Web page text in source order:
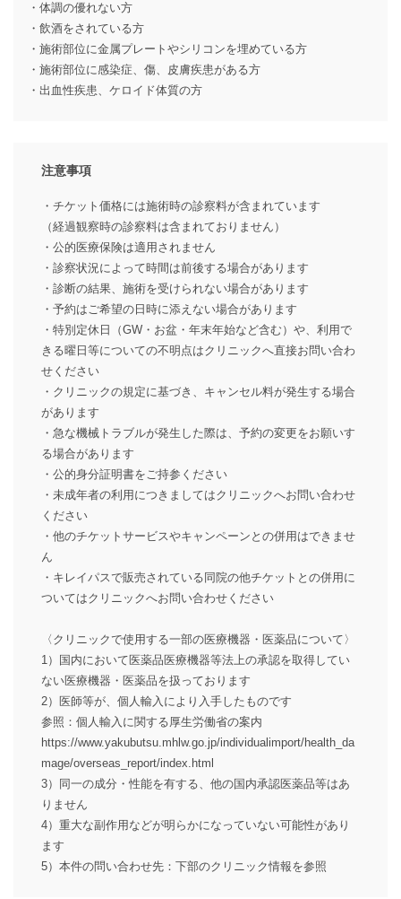
・体調の優れない方
・飲酒をされている方
・施術部位に金属プレートやシリコンを埋めている方
・施術部位に感染症、傷、皮膚疾患がある方
・出血性疾患、ケロイド体質の方
注意事項
・チケット価格には施術時の診察料が含まれています
（経過観察時の診察料は含まれておりません）
・公的医療保険は適用されません
・診察状況によって時間は前後する場合があります
・診断の結果、施術を受けられない場合があります
・予約はご希望の日時に添えない場合があります
・特別定休日（GW・お盆・年末年始など含む）や、利用で
きる曜日等についての不明点はクリニックへ直接お問い合わ
せください
・クリニックの規定に基づき、キャンセル料が発生する場合
があります
・急な機械トラブルが発生した際は、予約の変更をお願いす
る場合があります
・公的身分証明書をご持参ください
・未成年者の利用につきましてはクリニックへお問い合わせ
ください
・他のチケットサービスやキャンペーンとの併用はできませ
ん
・キレイパスで販売されている同院の他チケットとの併用に
ついてはクリニックへお問い合わせください
〈クリニックで使用する一部の医療機器・医薬品について〉
1）国内において医薬品医療機器等法上の承認を取得してい
ない医療機器・医薬品を扱っております
2）医師等が、個人輸入により入手したものです
参照：個人輸入に関する厚生労働省の案内
https://www.yakubutsu.mhlw.go.jp/individualimport/health_da
mage/overseas_report/index.html
3）同一の成分・性能を有する、他の国内承認医薬品等はあ
りません
4）重大な副作用などが明らかになっていない可能性があり
ます
5）本件の問い合わせ先：下部のクリニック情報を参照